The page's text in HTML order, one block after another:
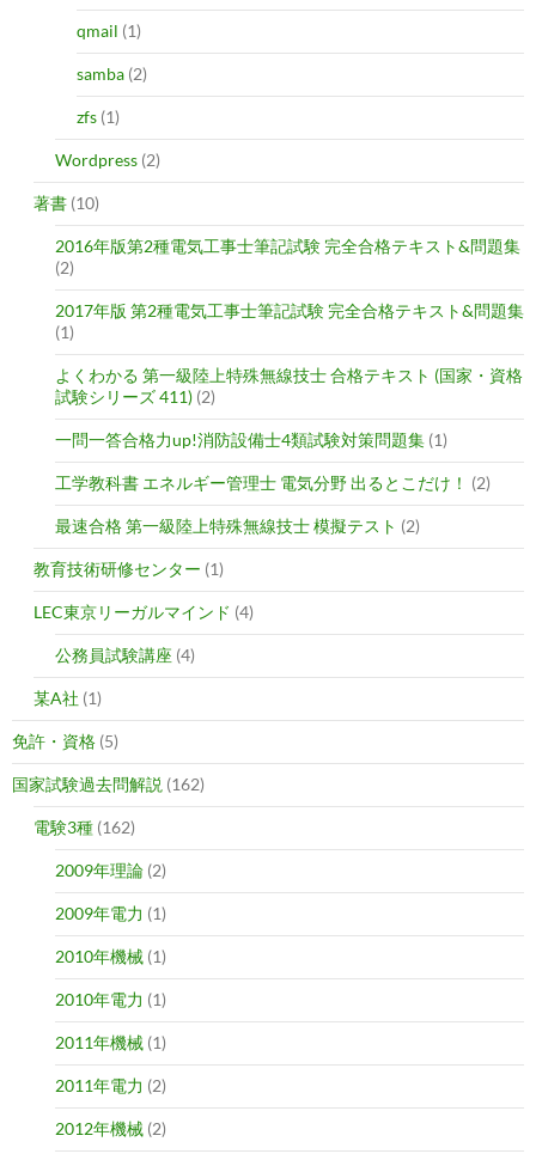
qmail (1)
samba (2)
zfs (1)
Wordpress (2)
著書 (10)
2016年版第2種電気工事士筆記試験 完全合格テキスト&問題集
(2)
2017年版 第2種電気工事士筆記試験 完全合格テキスト&問題集
(1)
よくわかる 第一級陸上特殊無線技士 合格テキスト (国家・資格
試験シリーズ 411) (2)
一問一答合格力up!消防設備士4類試験対策問題集 (1)
工学教科書 エネルギー管理士 電気分野 出るとこだけ！ (2)
最速合格 第一級陸上特殊無線技士 模擬テスト (2)
教育技術研修センター (1)
LEC東京リーガルマインド (4)
公務員試験講座 (4)
某A社 (1)
免許・資格 (5)
国家試験過去問解説 (162)
電験3種 (162)
2009年理論 (2)
2009年電力 (1)
2010年機械 (1)
2010年電力 (1)
2011年機械 (1)
2011年電力 (2)
2012年機械 (2)